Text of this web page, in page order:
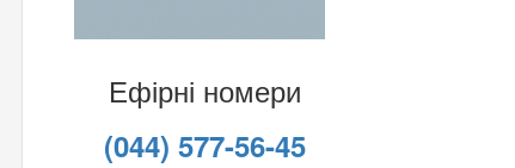
Ефірні номери
(044) 577-56-45